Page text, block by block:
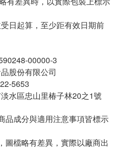
日起算，至少距有效日期前
00000-3
股份有限公司
5653
水區忠山里椿子林20之1號
品成分與適用注意事項皆標示
圖檔略有差異，實際以廠商出